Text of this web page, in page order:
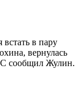
в пару
вернулась
сообщил Жулин.